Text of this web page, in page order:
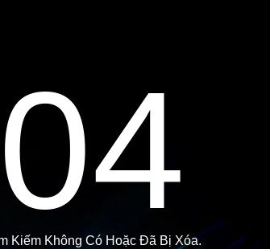
Kiếm Không Có Hoặc Đã Bị Xóa.